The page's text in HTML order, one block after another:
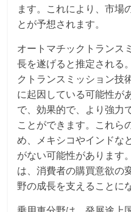
ます。これにより、市場
とが予想されます。
オートマチックトランス
長を遂げると推定される
クトランスミッション技
に起因している可能性が
で、効果的で、より強力
ことができます。これら
め、メキシコやインドな
がない可能性があります
は、消費者の購買意欲の
野の成長を支えることに